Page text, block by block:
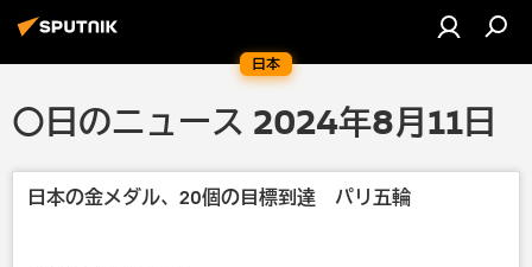
日本
〇日のニュース 2024年8月11日
日本の金メダル、20個の目標到達 パリ五輪